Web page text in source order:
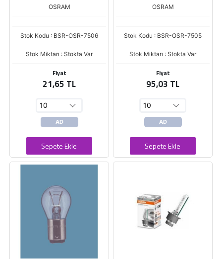
OSRAM
Stok Kodu : BSR-OSR-7506
Stok Miktarı : Stokta Var
Fiyat
21,65 TL
AD
Sepete Ekle
OSRAM
Stok Kodu : BSR-OSR-7505
Stok Miktarı : Stokta Var
Fiyat
95,03 TL
AD
Sepete Ekle